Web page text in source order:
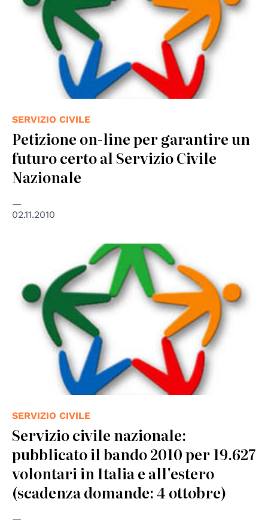
SERVIZIO CIVILE
Petizione on-line per garantire un
futuro certo al Servizio Civile
Nazionale
02.11.2010
SERVIZIO CIVILE
Servizio civile nazionale:
pubblicato il bando 2010 per 19.627
volontari in Italia e all'estero
(scadenza domande: 4 ottobre)